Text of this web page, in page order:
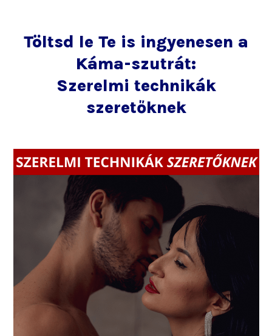
Töltsd le Te is ingyenesen a
Káma-szutrát:
Szerelmi technikák
szeretőknek